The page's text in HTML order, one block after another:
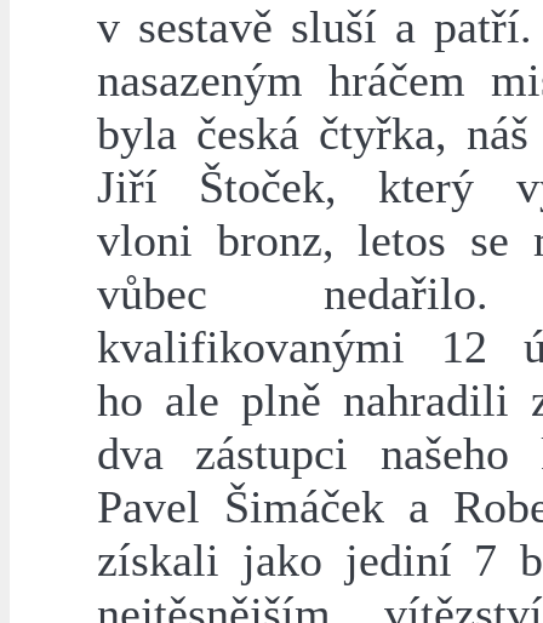
v sestavě sluší a
nasazeným hráčem
byla česká čtyřka,
Jiří Štoček, který
vloni bronz, letos se
vůbec
kvalifikovanými 12
ho ale plně nahradili
dva zástupci
Pavel Šimáček a
získali jako jediní 7